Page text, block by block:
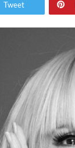
Tweet